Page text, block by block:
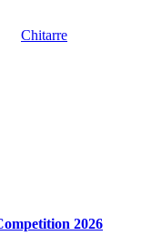
Chitarre
2026